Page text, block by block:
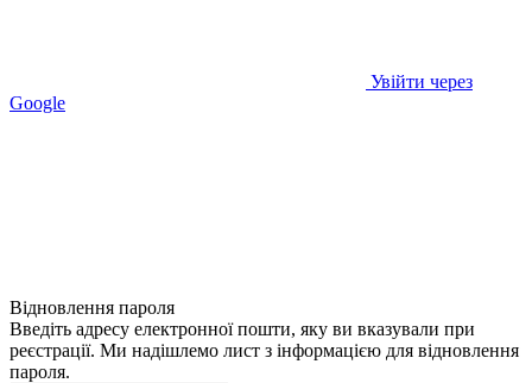
Увійти через
Google
Відновлення пароля
Введіть адресу електронної пошти, яку ви вказували при
реєстрації. Ми надішлемо лист з інформацією для відновлення
пароля.